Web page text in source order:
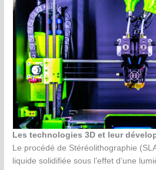
Les technologies 3D et leur
Le procédé de Stéréolithographie
liquide solidifiée sous l’effet d’une